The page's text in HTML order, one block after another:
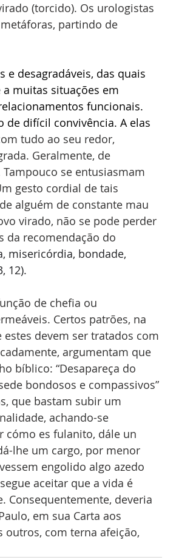
(torcido). Os urologistas
partindo de
e desagradáveis, das quais
muitas situações em
funcionais.
de difícil convivência. A elas
tudo ao seu redor,
Geralmente, de
se entusiasmam
gesto cordial de tais
alguém de constante mau
virado, não se pode perder
da recomendação do
misericórdia, bondade,
12).
de chefia ou
Certos patrões, na
devem ser tratados com
argumentam que
bíblico: “Desapareça do
bondosos e compassivos”
que bastam subir um
achando-se
cómo es fulanito, dále un
lhe um cargo, por menor
engolido algo azedo
aceitar que a vida é
deveria
em sua Carta aos
outros, com terna afeição,